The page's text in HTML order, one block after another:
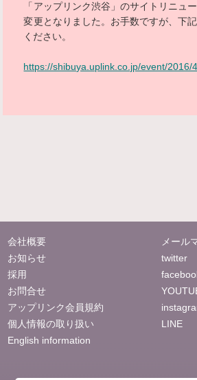
「アップリンク渋谷」のサイトリニュ
変更となりました。お手数ですが、下
ください。
https://shibuya.uplink.co.jp/event/2016/
会社概要
お知らせ
採用
お問合せ
アップリンク会員規約
個人情報の取り扱い
English information
メール
twitter
LINE